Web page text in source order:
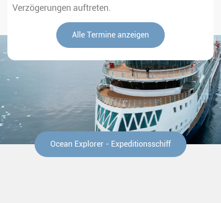
Verzögerungen auftreten.
Alle Termine anzeigen
Ocean Explorer - Expeditionsschiff